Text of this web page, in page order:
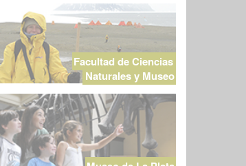
Facultad de Ciencias
Naturales y Museo